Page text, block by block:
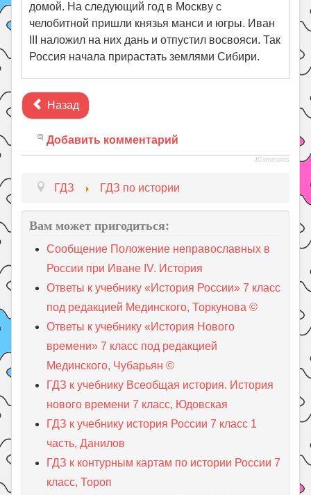
домой. На следующий год в Москву с
челобитной пришли князья манси и югры. Иван
III наложил на них дань и отпустил восвояси. Так
Россия начала прирастать землями Сибири.
Назад
Добавить комментарий
JComments
ГДЗ ГДЗ по истории
Вам может пригодиться:
Сообщение Положение неправославных в
России при Иване IV. История
Ответы к учебнику «История России» 7 класс
под редакцией Мединского, Торкунова ©
Ответы к учебнику «История Нового
времени» 7 класс под редакцией
Мединского, Чубарьян ©
ГДЗ к учебнику Всеобщая история. История
нового времени 7 класс, Юдовская
ГДЗ к учебнику история России 7 класс 1
часть, Данилов
ГДЗ к контурным картам по истории России 7
класс, Тороп